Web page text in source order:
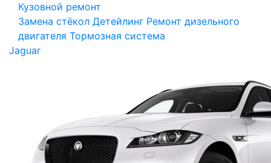
Кузовной ремонт
Замена стёкол Детейлинг Ремонт дизельного
двигателя Тормозная система
Jaguar